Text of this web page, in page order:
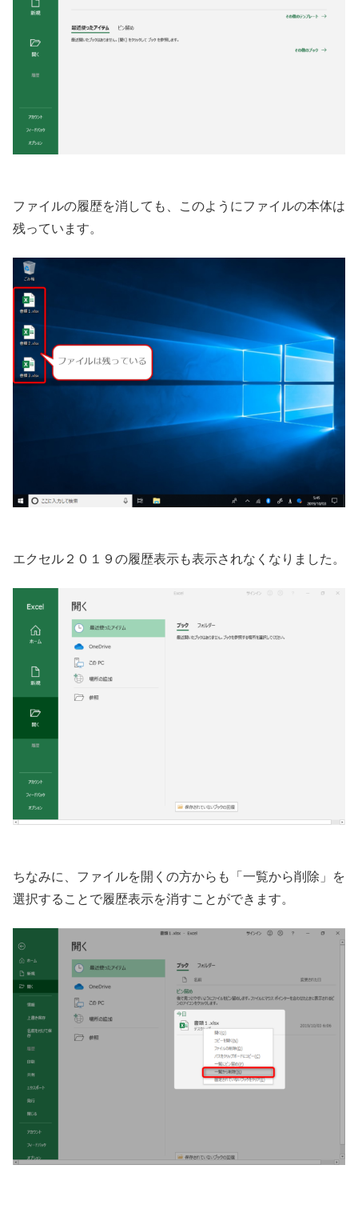
ファイルの履歴を消しても、このようにファイルの本体は
残っています。
エクセル２０１９の履歴表示も表示されなくなりました。
ちなみに、ファイルを開くの方からも「一覧から削除」を
選択することで履歴表示を消すことができます。